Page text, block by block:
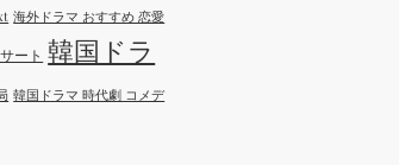
海外ドラマ おすすめ 恋愛
ート 韓国ドラ
韓国ドラマ 時代劇 コメデ